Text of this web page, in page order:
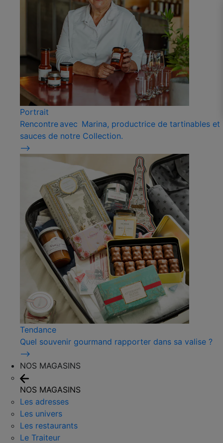
Portrait
Rencontre avec Marina, productrice de tartinables et
sauces de notre Collection.
⟶
Tendance
Quel souvenir gourmand rapporter dans sa valise ?
⟶
NOS MAGASINS
NOS MAGASINS
Les adresses
Les univers
Les restaurants
Le Traiteur